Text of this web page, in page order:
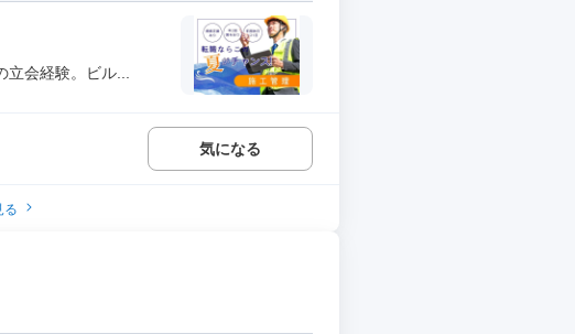
会経験。ビル...
気になる
る